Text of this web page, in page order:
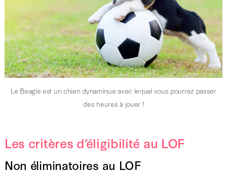
Le Beagle est un chien dynamique avec lequel vous pourrez passer
des heures à jouer !
Les critères d’éligibilité au LOF
Non éliminatoires au LOF